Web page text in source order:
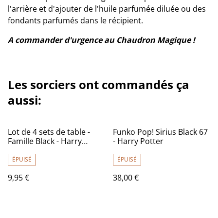
l'arrière et d'ajouter de l'huile parfumée diluée ou des
fondants parfumés dans le récipient.
A commander d'urgence au Chaudron Magique !
Les sorciers ont commandés ça
aussi:
Lot de 4 sets de table -
Famille Black - Harry
ÉPUISÉ
9,95 €
Funko Pop! Sirius Black 67
- Harry Potter
ÉPUISÉ
38,00 €